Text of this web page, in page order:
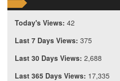
Today's Views: 42
Last 7 Days Views: 375
Last 30 Days Views: 2,688
Last 365 Days Views: 17,335